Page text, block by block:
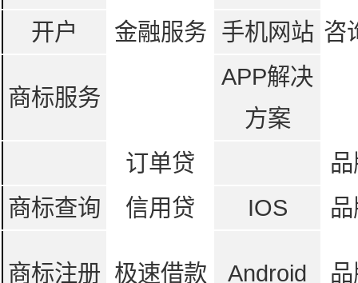
开户 金融服务 手机网站 咨
商标服务
APP解决
方案
订单贷
商标查询
信用贷 IOS
商标注册 极速借款 Android